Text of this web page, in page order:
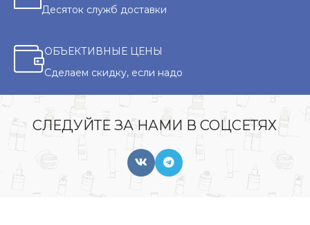
Десяток служб доставки
ОБЪЕКТИВНЫЕ ЦЕНЫ
Сделаем скидку, если надо
СЛЕДУЙТЕ ЗА НАМИ В СОЦСЕТЯХ